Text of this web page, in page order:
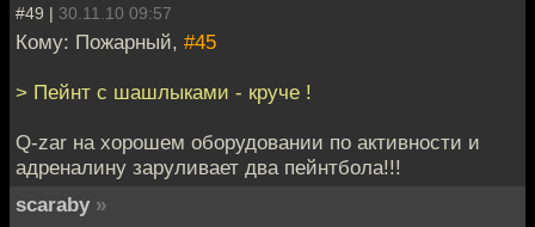
#49 | 30.11.10 09:57
Кому: Пожарный, #45
> Пейнт с шашлыками - круче !
Q-zar на хорошем оборудовании по активности и
адреналину заруливает два пейнтбола!!!
scaraby »